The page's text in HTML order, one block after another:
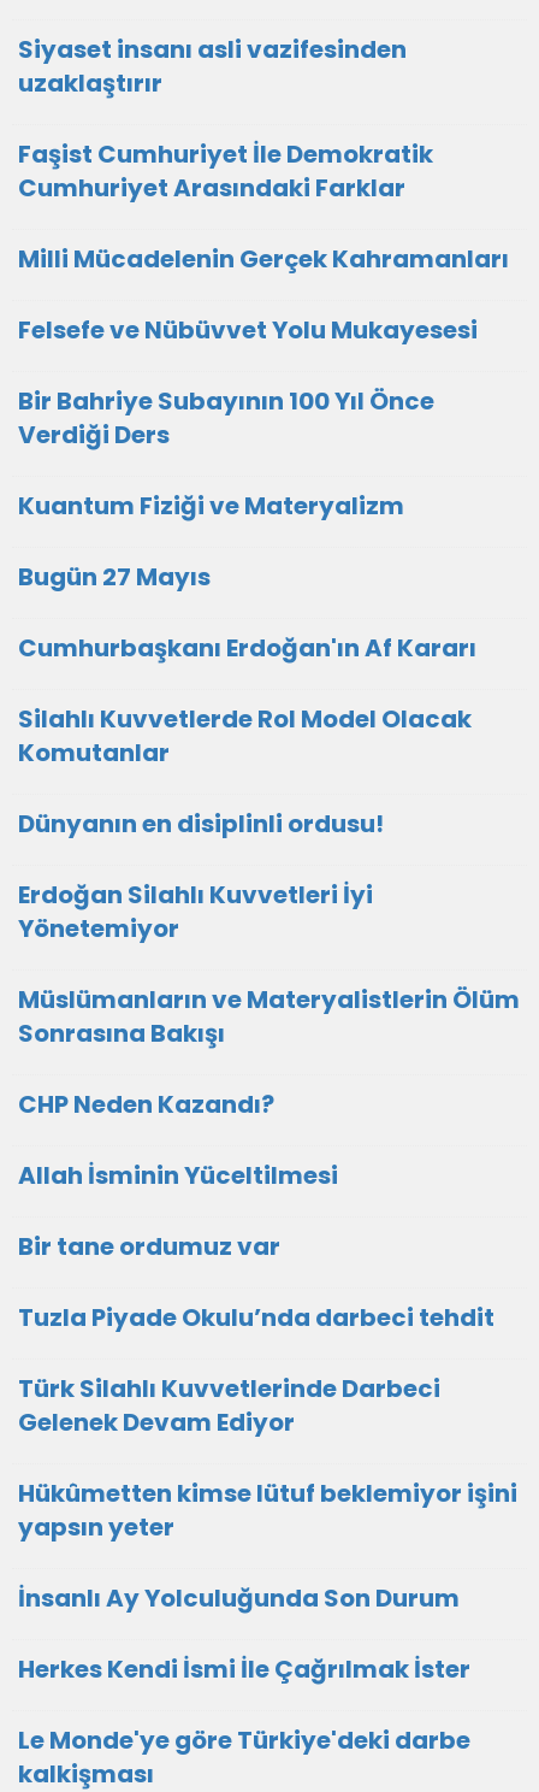
Siyaset insanı asli vazifesinden
uzaklaştırır
Faşist Cumhuriyet İle Demokratik
Cumhuriyet Arasındaki Farklar
Milli Mücadelenin Gerçek Kahramanları
Felsefe ve Nübüvvet Yolu Mukayesesi
Bir Bahriye Subayının 100 Yıl Önce
Verdiği Ders
Kuantum Fiziği ve Materyalizm
Bugün 27 Mayıs
Cumhurbaşkanı Erdoğan'ın Af Kararı
Silahlı Kuvvetlerde Rol Model Olacak
Komutanlar
Dünyanın en disiplinli ordusu!
Erdoğan Silahlı Kuvvetleri İyi
Yönetemiyor
Müslümanların ve Materyalistlerin Ölüm
Sonrasına Bakışı
CHP Neden Kazandı?
Allah İsminin Yüceltilmesi
Bir tane ordumuz var
Tuzla Piyade Okulu’nda darbeci tehdit
Türk Silahlı Kuvvetlerinde Darbeci
Gelenek Devam Ediyor
Hükûmetten kimse lütuf beklemiyor işini
yapsın yeter
İnsanlı Ay Yolculuğunda Son Durum
Herkes Kendi İsmi İle Çağrılmak İster
Le Monde'ye göre Türkiye'deki darbe
kalkişması